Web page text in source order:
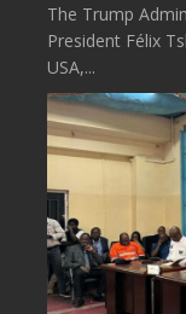
The Trump
President Félix
USA,...